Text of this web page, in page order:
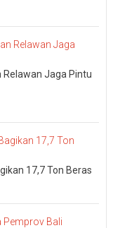
Relawan Jaga Pintu
17,7 Ton Beras